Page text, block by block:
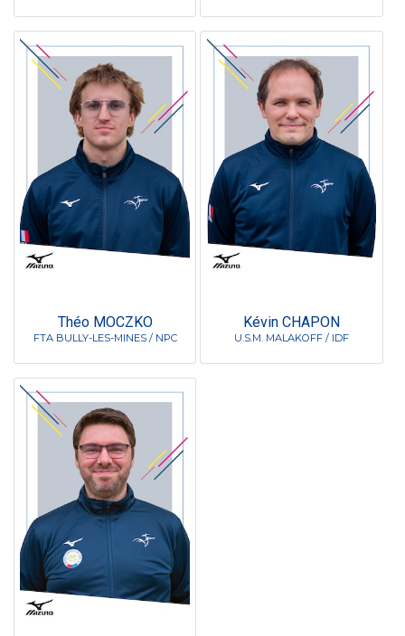
Théo MOCZKO
FTA BULLY-LES-MINES / NPC
Kévin CHAPON
U.S.M. MALAKOFF / IDF